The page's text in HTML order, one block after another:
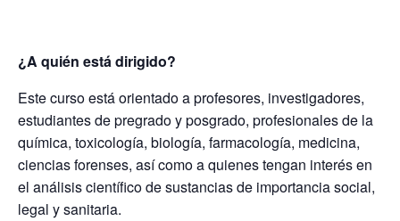
¿A quién está dirigido?
Este curso está orientado a profesores, investigadores,
estudiantes de pregrado y posgrado, profesionales de la
química, toxicología, biología, farmacología, medicina,
ciencias forenses, así como a quienes tengan interés en
el análisis científico de sustancias de importancia social,
legal y sanitaria.